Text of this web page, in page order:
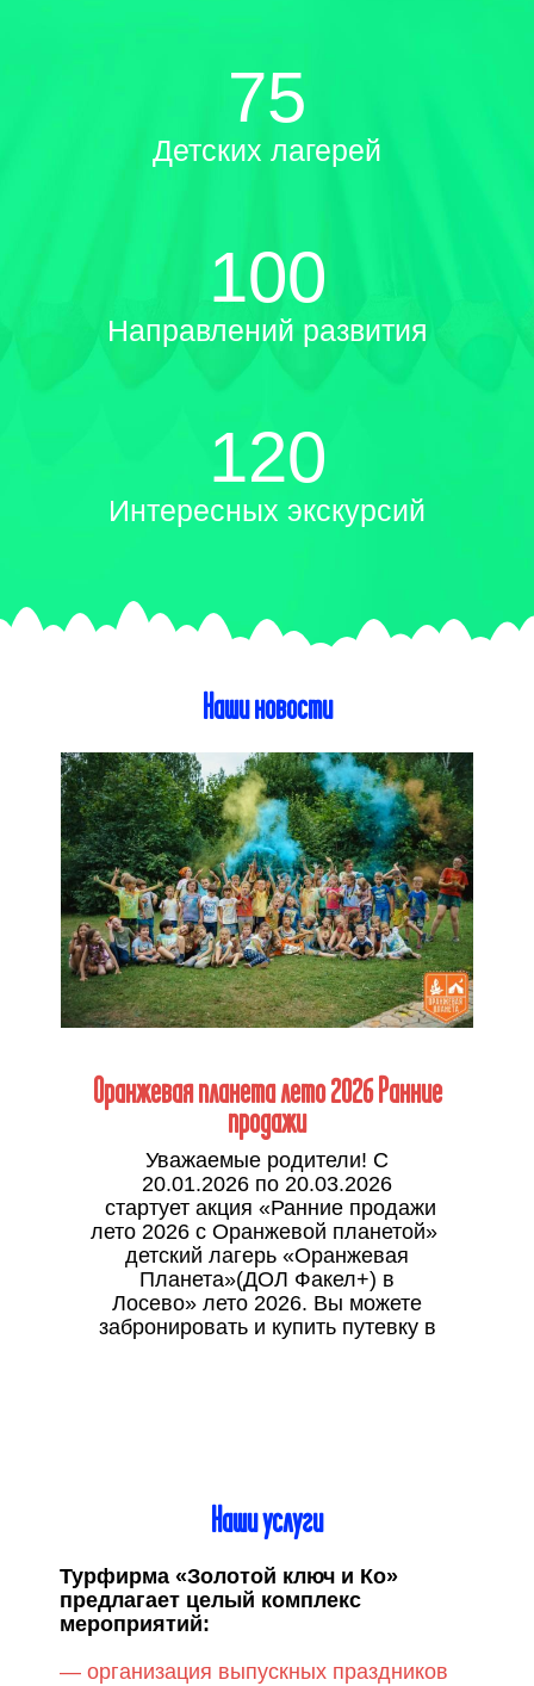
75
Детских лагерей
100
Направлений развития
120
Интересных экскурсий
Наши новости
Оранжевая планета лето 2026 Ранние
продажи
Уважаемые родители! С
20.01.2026 по 20.03.2026
стартует акция «Ранние продажи
лето 2026 с Оранжевой планетой»
детский лагерь «Оранжевая
Планета»(ДОЛ Факел+) в
Лосево» лето 2026. Вы можете
забронировать и купить путевку в
Наши услуги
Турфирма «Золотой ключ и Ко»
предлагает целый комплекс
мероприятий:
— организация выпускных праздников